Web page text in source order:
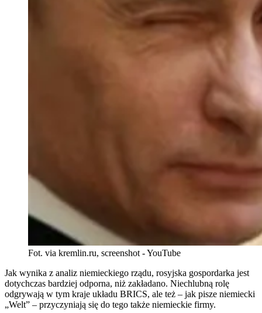
Fot. via kremlin.ru, screenshot - YouTube
Jak wynika z analiz niemieckiego rządu, rosyjska gospordarka jest
dotychczas bardziej odporna, niż zakładano. Niechlubną rolę
odgrywają w tym kraje układu BRICS, ale też – jak pisze niemiecki
„Welt” – przyczyniają się do tego także niemieckie firmy.